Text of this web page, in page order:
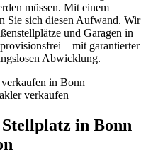
müssen. Mit einem
Sie sich diesen Aufwand. Wir
und Garagen in
– mit garantierter
Abwicklung.
in Bonn